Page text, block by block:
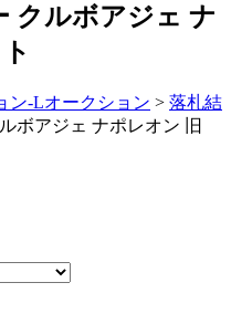
クルボアジェ ナ
ン-Lオークション > 落札結
ボアジェ ナポレオン 旧